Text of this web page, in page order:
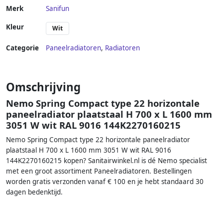
Merk Sanifun
Kleur Wit
Categorie Paneelradiatoren, Radiatoren
Omschrijving
Nemo Spring Compact type 22 horizontale
paneelradiator plaatstaal H 700 x L 1600 mm
3051 W wit RAL 9016 144K2270160215
Nemo Spring Compact type 22 horizontale paneelradiator
plaatstaal H 700 x L 1600 mm 3051 W wit RAL 9016
144K2270160215 kopen? Sanitairwinkel.nl is dé Nemo specialist
met een groot assortiment Paneelradiatoren. Bestellingen
worden gratis verzonden vanaf € 100 en je hebt standaard 30
dagen bedenktijd.